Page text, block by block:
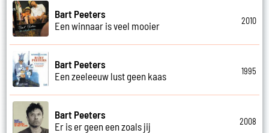
Bart Peeters
Een winnaar is veel mooier
2010
Bart Peeters
Een zeeleeuw lust geen kaas
1995
Bart Peeters
Er is er geen een zoals jij
2008